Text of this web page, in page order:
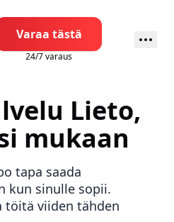
Varaa tästä
24/7 varaus
Lieto,
mukaan
tapa saada
kun sinulle sopii.
töitä viiden tähden